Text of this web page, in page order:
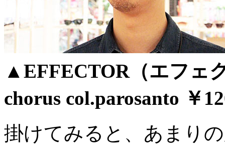
▲EFFECTOR（エフェ
chorus col.parosanto ￥
掛けてみると、あまり